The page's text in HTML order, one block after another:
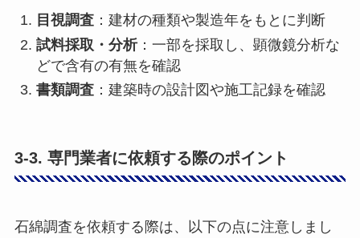
目視調査：建材の種類や製造年をもとに判断
試料採取・分析：一部を採取し、顕微鏡分析な
どで含有の有無を確認
書類調査：建築時の設計図や施工記録を確認
3-3. 専門業者に依頼する際のポイント
石綿調査を依頼する際は、以下の点に注意しまし